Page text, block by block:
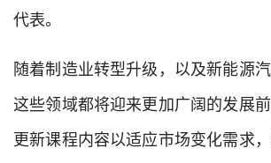
代表。
随着制造业转型升级，以及新能源汽
这些领域都将迎来更加广阔的发展
更新课程内容以适应市场变化需求